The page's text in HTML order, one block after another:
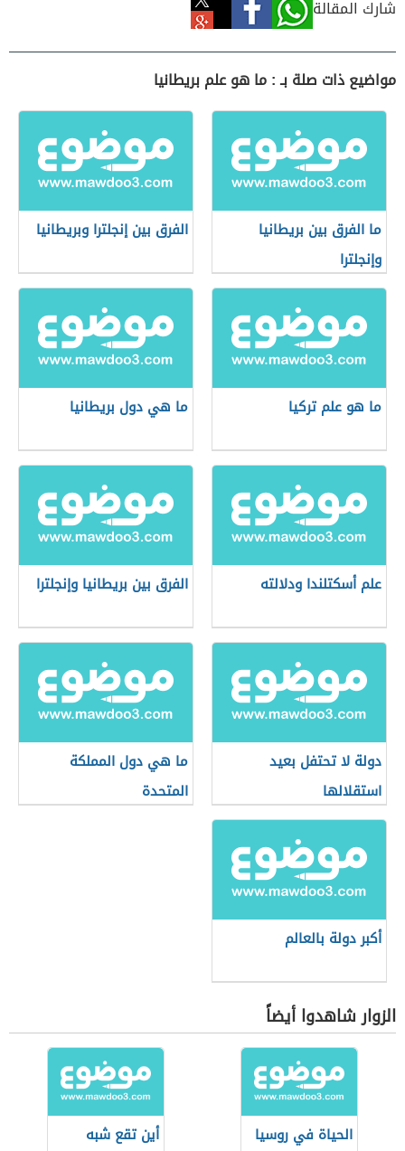
شارك المقالة
مواضيع ذات صلة بـ : ما هو علم بريطانيا
ما الفرق بين بريطانيا
وإنجلترا
الفرق بين إنجلترا وبريطانيا
ما هو علم تركيا ما هي دول بريطانيا
علم أسكتلندا ودلالته الفرق بين بريطانيا وإنجلترا
دولة لا تحتفل بعيد
استقلالها
ما هي دول المملكة
المتحدة
أكبر دولة بالعالم
الزوار شاهدوا أيضاً
الحياة في روسيا
أين تقع شبه